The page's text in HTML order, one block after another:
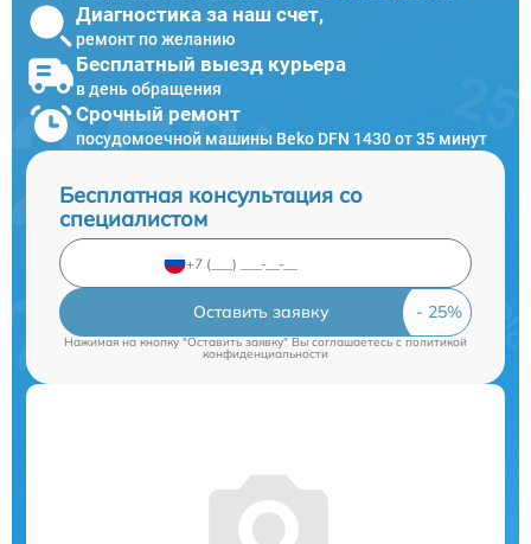
Диагностика за наш счет,
ремонт по желанию
Бесплатный выезд курьера
в день обращения
Срочный ремонт
посудомоечной машины Beko DFN 1430 от 35 минут
Бесплатная консультация со
специалистом
Оставить заявку
Нажимая на кнопку "Оставить заявку" Вы соглашаетесь c политикой
конфиденциальности